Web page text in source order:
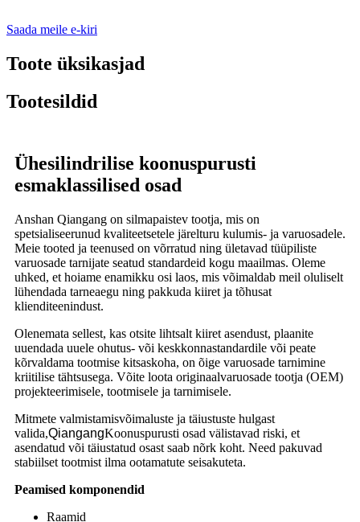
Saada meile e-kiri
Toote üksikasjad
Tootesildid
Ühesilindrilise koonuspurusti
esmaklassilised osad
Anshan Qiangang on silmapaistev tootja, mis on
spetsialiseerunud kvaliteetsetele järelturu kulumis- ja varuosadele.
Meie tooted ja teenused on võrratud ning ületavad tüüpiliste
varuosade tarnijate seatud standardeid kogu maailmas. Oleme
uhked, et hoiame enamikku osi laos, mis võimaldab meil oluliselt
lühendada tarneaegu ning pakkuda kiiret ja tõhusat
klienditeenindust.
Olenemata sellest, kas otsite lihtsalt kiiret asendust, plaanite
uuendada uuele ohutus- või keskkonnastandardile või peate
kõrvaldama tootmise kitsaskoha, on õige varuosade tarnimine
kriitilise tähtsusega. Võite loota originaalvaruosade tootja (OEM)
projekteerimisele, tootmisele ja tarnimisele.
Mitmete valmistamisvõimaluste ja täiustuste hulgast
valida,QiangangKoonuspurusti osad välistavad riski, et
asendatud või täiustatud osast saab nõrk koht. Need pakuvad
stabiilset tootmist ilma ootamatute seisakuteta.
Peamised komponendid
Raamid